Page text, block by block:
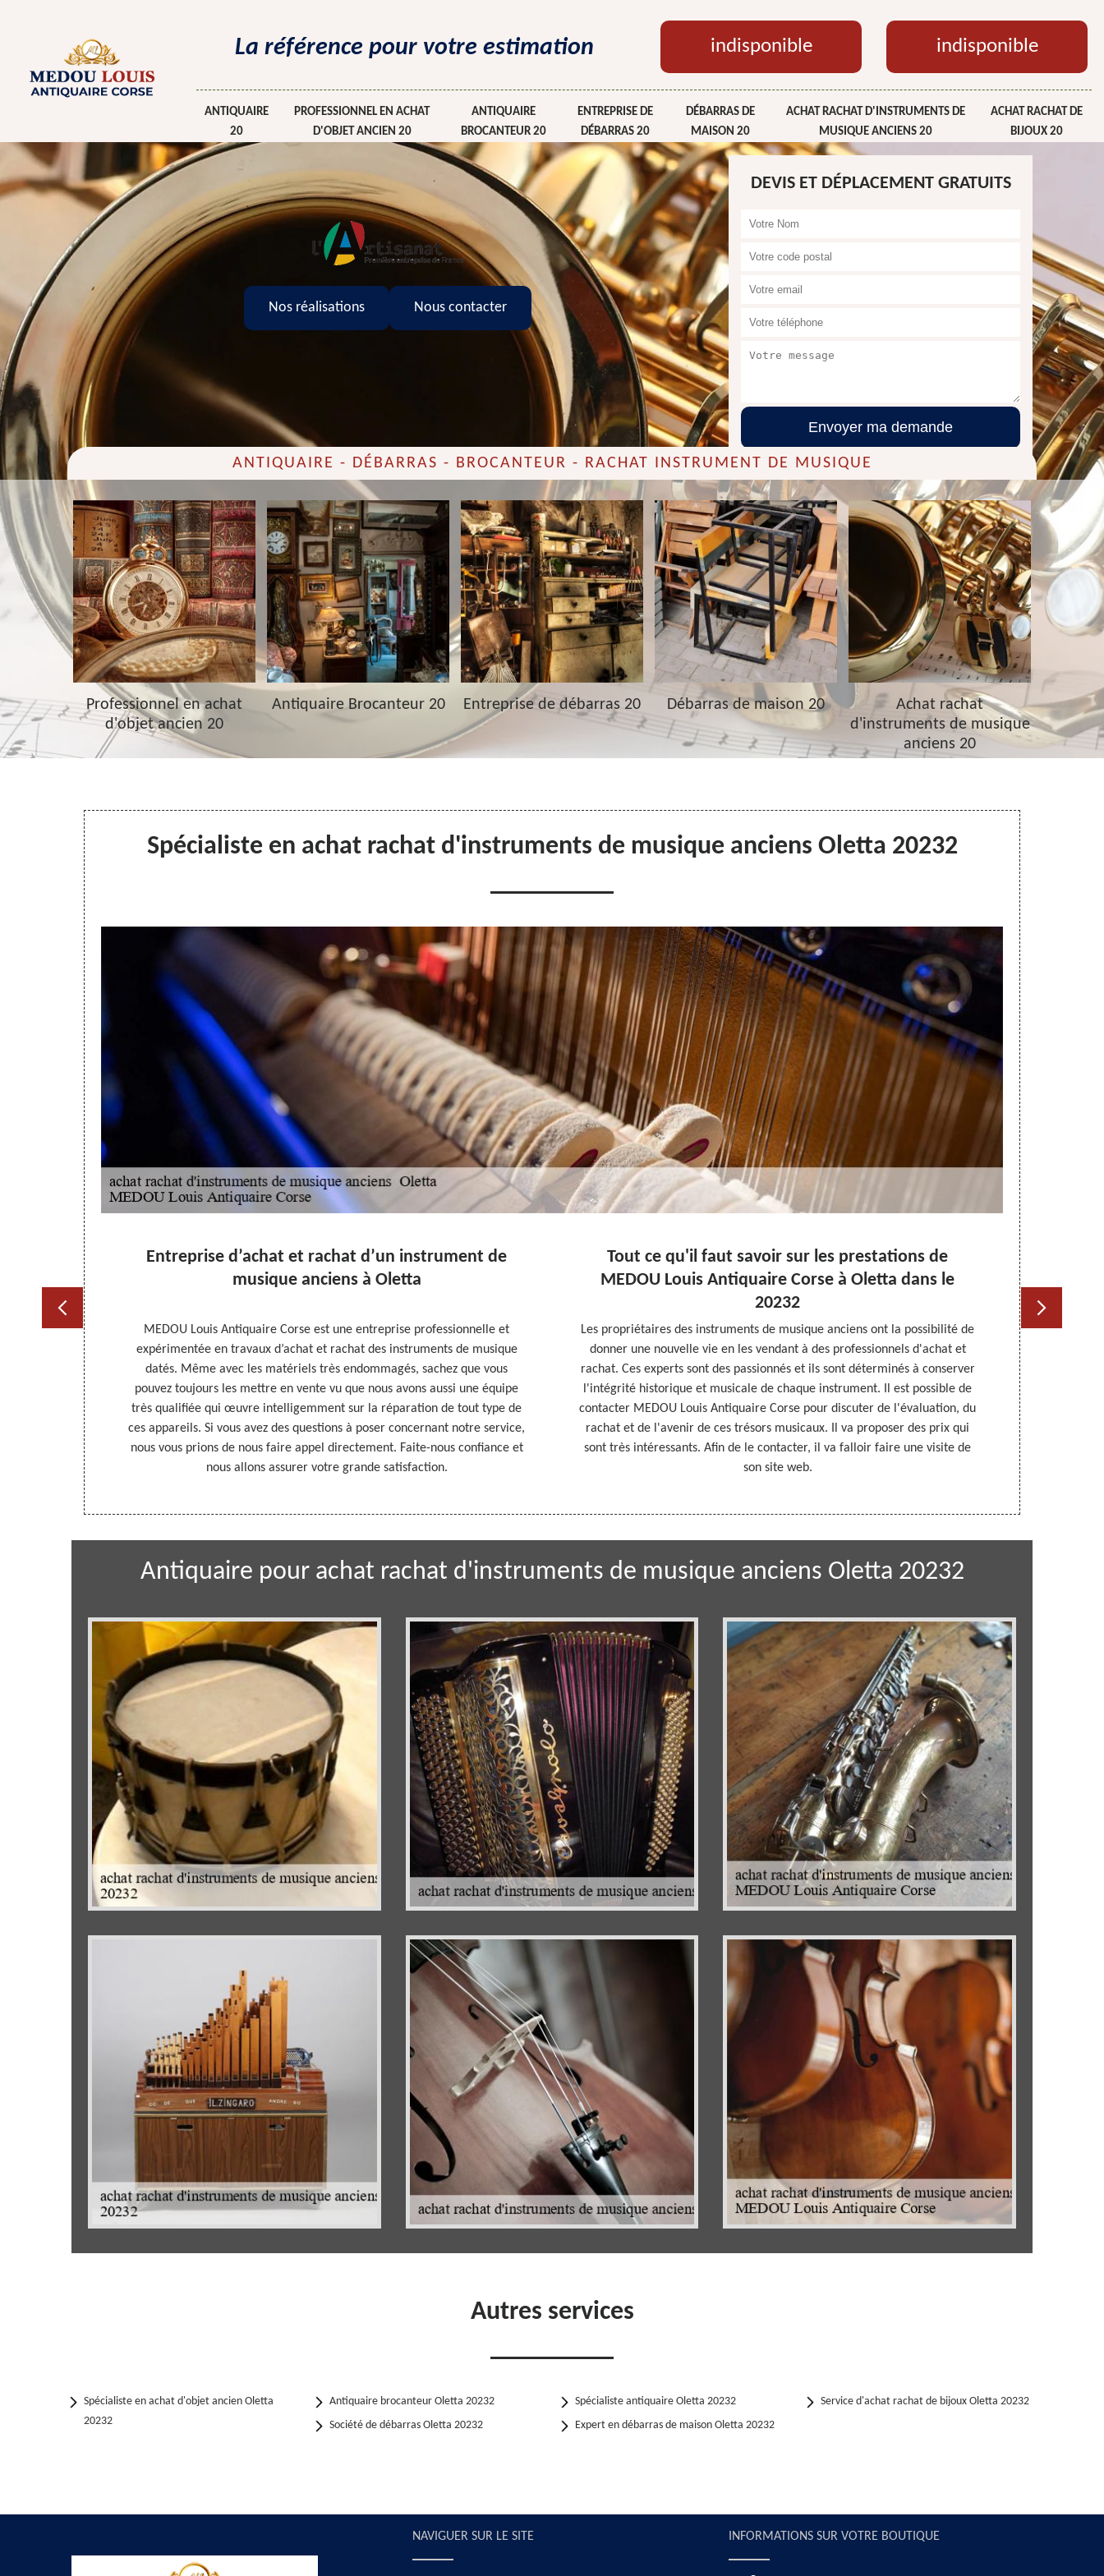
La référence pour votre estimation indisponible indisponible
ANTIQUAIRE
20
PROFESSIONNEL EN ACHAT
D'OBJET ANCIEN 20
ANTIQUAIRE
BROCANTEUR 20
ENTREPRISE DE
DÉBARRAS 20
DÉBARRAS DE
MAISON 20
ACHAT RACHAT D'INSTRUMENTS DE
MUSIQUE ANCIENS 20
ACHAT RACHAT DE
BIJOUX 20
Nos réalisations Nous contacter
DEVIS ET DÉPLACEMENT GRATUITS
ANTIQUAIRE - DÉBARRAS - BROCANTEUR - RACHAT INSTRUMENT DE MUSIQUE
Professionnel en achat
d'objet ancien 20
Antiquaire Brocanteur 20 Entreprise de débarras 20 Débarras de maison 20
Achat rachat
d'instruments de musique
anciens 20
Achat
Spécialiste en achat rachat d'instruments de musique anciens Oletta 20232
Ce qui
Entreprise d’achat et rachat d’un instrument de
musique anciens à Oletta
MEDOU Louis Antiquaire Corse est une entreprise professionnelle et
expérimentée en travaux d’achat et rachat des instruments de musique
datés. Même avec les matériels très endommagés, sachez que vous
pouvez toujours les mettre en vente vu que nous avons aussi une équipe
très qualifiée qui œuvre intelligemment sur la réparation de tout type de
ces appareils. Si vous avez des questions à poser concernant notre service,
nous vous prions de nous faire appel directement. Faite-nous confiance et
nous allons assurer votre grande satisfaction.
Tout ce qu'il faut savoir sur les prestations de
MEDOU Louis Antiquaire Corse à Oletta dans le
20232
Les propriétaires des instruments de musique anciens ont la possibilité de
donner une nouvelle vie en les vendant à des professionnels d'achat et
rachat. Ces experts sont des passionnés et ils sont déterminés à conserver
l'intégrité historique et musicale de chaque instrument. Il est possible de
contacter MEDOU Louis Antiquaire Corse pour discuter de l'évaluation, du
rachat et de l'avenir de ces trésors musicaux. Il va proposer des prix qui
sont très intéressants. Afin de le contacter, il va falloir faire une visite de
son site web.
Il est
Antiquaire pour achat rachat d'instruments de musique anciens Oletta 20232
Autres services
Spécialiste en achat d'objet ancien Oletta
20232
Antiquaire brocanteur Oletta 20232
Société de débarras Oletta 20232
Spécialiste antiquaire Oletta 20232
Expert en débarras de maison Oletta 20232
Service d'achat rachat de bijoux Oletta 20232
NAVIGUER SUR LE SITE INFORMATIONS SUR VOTRE BOUTIQUE